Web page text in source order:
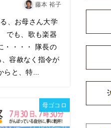
藤本 裕子
、お母さん大学
でも、歌も楽器
・・・・ 隊長の
容赦なく指令が
と、特...
母ゴコロ